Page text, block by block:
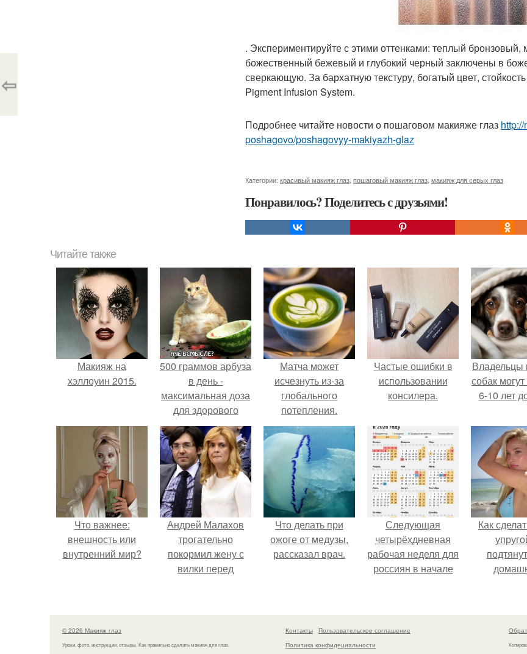
. Экспериментируйте с этими оттенками: теплый
божественный бежевый и глубокий черный заключены в
сверкающую. За бархатную текстуру, богатый цвет,
Pigment Infusion System.
Подробнее читайте новости о пошаговом макияже глаз
poshagovo/poshagovyy-makiyazh-glaz
Категории: красивый макияж глаз пошаговый макияж глаз макияж для серых глаз
Понравилось? Поделитесь с друзьями!
⇦
Читайте также
Макияж на
хэллоуин 2015.
500 граммов арбуза
в день -
максимальная доза
для здорового
взрослого,
предупредили
врачи.
Матча может
исчезнуть из-за
глобального
потепления.
Частые ошибки в
использовании
консилера.
Владельцы
собак
6-10 лет
Что важнее:
внешность или
внутренний мир?
Андрей Малахов
трогательно
покормил жену с
вилки перед
поклонников.
Что делать при
ожоге от медузы,
рассказал врач.
Следующая
четырёхдневная
рабочая неделя для
россиян в начале
Как
© 2026 Макияж глаз
Уроки, фото, инструкции, отзывы. Как правильно сделать макияж для глаз.
Контакты
Пользовательское соглашение
Политика конфидециальности